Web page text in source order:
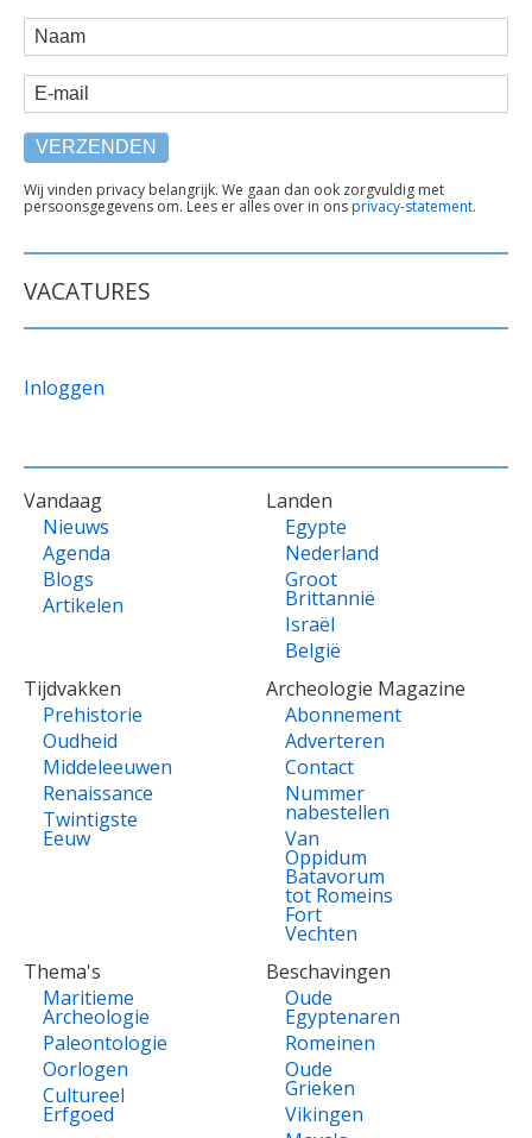
WEBFORM
Naam
E-mail
TEKST
ONDER
Wij vinden privacy belangrijk. We gaan dan ook zorgvuldig met
persoonsgegevens om. Lees er alles over in onsprivacy-statement.
VACATURES
Inloggen
VOET
Vandaag
Nieuws
Agenda
Blogs
Artikelen
Landen
Egypte
Nederland
Groot
Brittannië
Israël
België
Tijdvakken
Prehistorie
Oudheid
Middeleeuwen
Renaissance
Twintigste
Eeuw
Archeologie Magazine
Abonnement
Adverteren
Contact
Nummer
nabestellen
Van
Oppidum
Batavorum
tot Romeins
Fort
Vechten
Thema's
Maritieme
Archeologie
Paleontologie
Oorlogen
Cultureel
Erfgoed
Beschavingen
Oude
Egyptenaren
Romeinen
Oude
Grieken
Vikingen